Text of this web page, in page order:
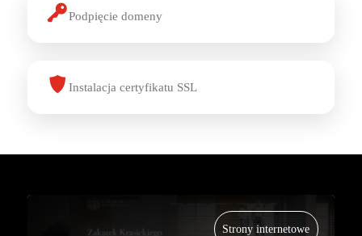
Podpięcie domeny
Instalacja certyfikatu SSL
Strony internetowe